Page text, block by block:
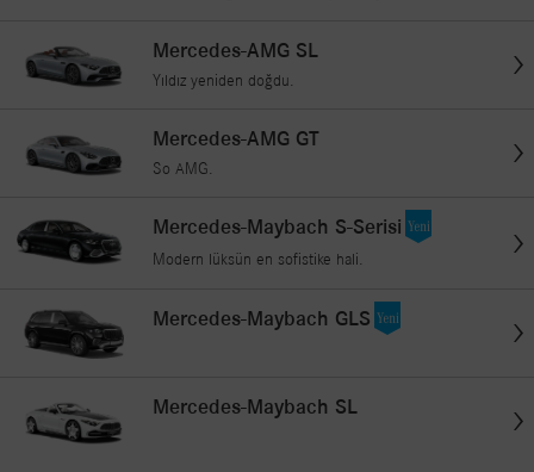
Mercedes-AMG SL
Yıldız yeniden doğdu.
Mercedes-AMG GT
So AMG.
Mercedes-Maybach S-Serisi
Modern lüksün en sofistike hali.
Mercedes-Maybach GLS
Mercedes-Maybach SL